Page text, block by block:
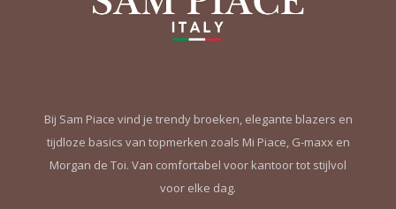
Bij Sam Piace vind je trendy broeken, elegante blazers en
tijdloze basics van topmerken zoals Mi Piace, G-maxx en
Morgan de Toi. Van comfortabel voor kantoor tot stijlvol
voor elke dag.